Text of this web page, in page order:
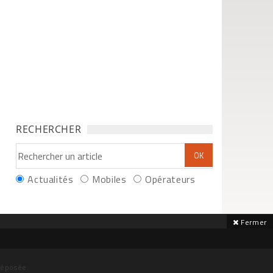
RECHERCHER
Actualités Mobiles Opérateurs
Fermer